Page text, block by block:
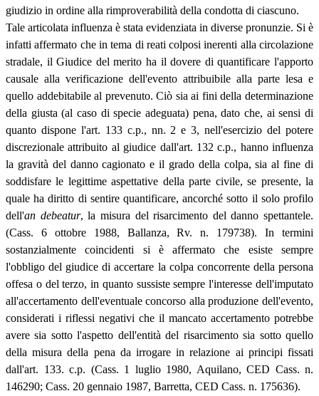
giudizio in ordine alla rimproverabilità della condotta di ciascuno.
Tale articolata influenza è stata evidenziata in diverse pronunzie. Si è
infatti affermato che in tema di reati colposi inerenti alla circolazione
stradale, il Giudice del merito ha il dovere di quantificare l'apporto
causale alla verificazione dell'evento attribuibile alla parte lesa e
quello addebitabile al prevenuto. Ciò sia ai fini della determinazione
della giusta (al caso di specie adeguata) pena, dato che, ai sensi di
quanto dispone l'art. 133 c.p., nn. 2 e 3, nell'esercizio del potere
discrezionale attribuito al giudice dall'art. 132 c.p., hanno influenza
la gravità del danno cagionato e il grado della colpa, sia al fine di
soddisfare le legittime aspettative della parte civile, se presente, la
quale ha diritto di sentire quantificare, ancorché sotto il solo profilo
dell'an debeatur, la misura del risarcimento del danno spettantele.
(Cass. 6 ottobre 1988, Ballanza, Rv. n. 179738). In termini
sostanzialmente coincidenti si è affermato che esiste sempre
l'obbligo del giudice di accertare la colpa concorrente della persona
offesa o del terzo, in quanto sussiste sempre l'interesse dell'imputato
all'accertamento dell'eventuale concorso alla produzione dell'evento,
considerati i riflessi negativi che il mancato accertamento potrebbe
avere sia sotto l'aspetto dell'entità del risarcimento sia sotto quello
della misura della pena da irrogare in relazione ai principi fissati
dall'art. 133. c.p. (Cass. 1 luglio 1980, Aquilano, CED Cass. n.
146290; Cass. 20 gennaio 1987, Barretta, CED Cass. n. 175636).